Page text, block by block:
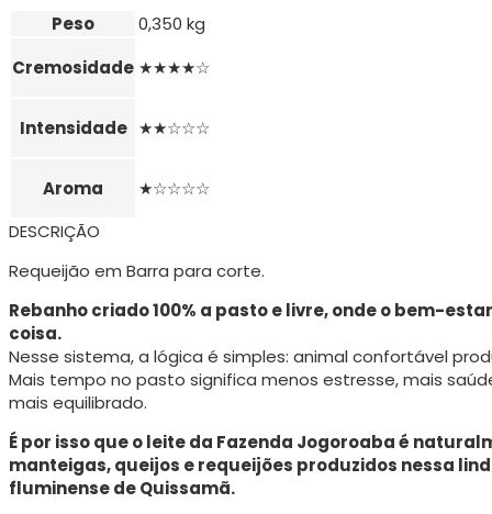
Peso
0,350 kg
Cremosidade ★★★★☆
Intensidade ★★☆☆☆
Aroma
★☆☆☆☆
DESCRIÇÃO
Requeijão em Barra para corte.
Rebanho criado 100% a pasto e livre, onde o bem-
coisa.
Nesse sistema, a lógica é simples: animal confortável
Mais tempo no pasto significa menos estresse, mais
mais equilibrado.
É por isso que o leite da Fazenda Jogoroaba é
manteigas, queijos e requeijões produzidos nessa
fluminense de Quissamã.